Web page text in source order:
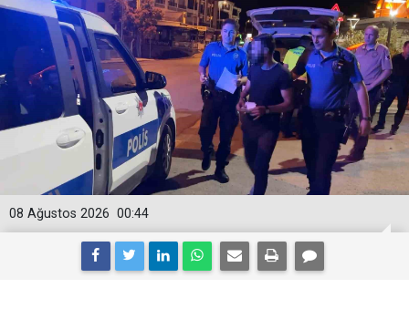
00:44
08 Ağustos 2026